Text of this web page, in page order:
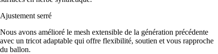
Ajustement serré
Nous avons amélioré le mesh extensible de la génération précédente
avec un tricot adaptable qui offre flexibilité, soutien et vous rapproche
du ballon.